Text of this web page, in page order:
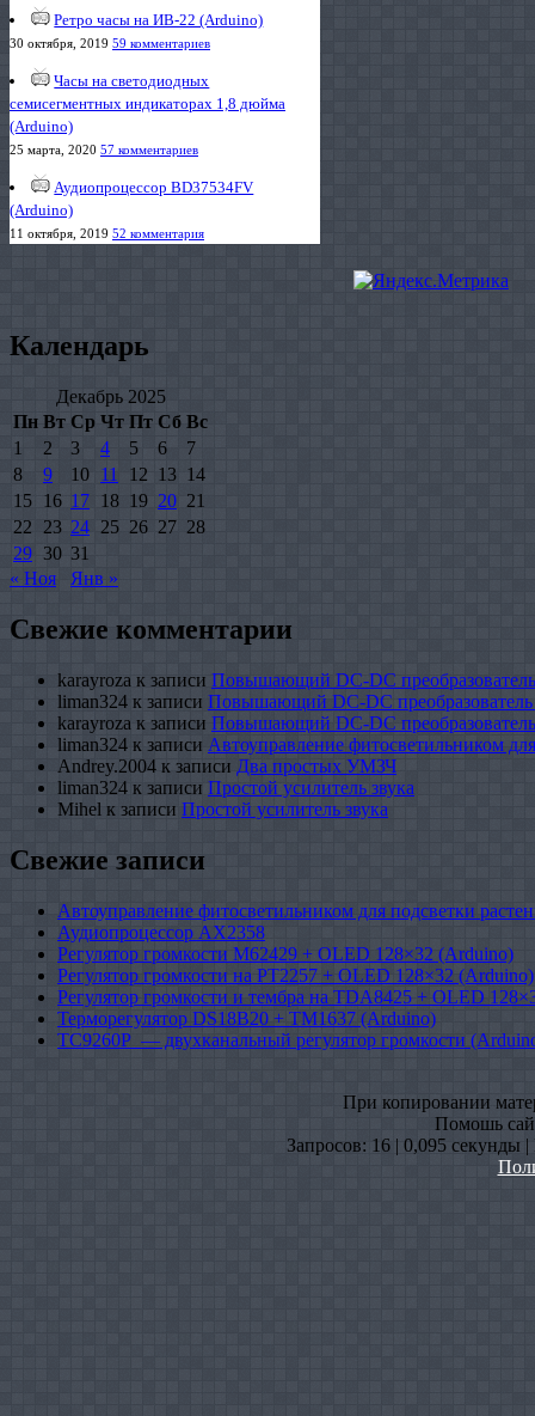
Ретро часы на ИВ-22 (Arduino)
30 октября, 2019 59 комментариев
Часы на светодиодных
семисегментных индикаторах 1,8 дюйма
(Arduino)
25 марта, 2020 57 комментариев
Аудиопроцессор BD37534FV
(Arduino)
11 октября, 2019 52 комментария
Календарь
Декабрь 2025
Пн Вт Ср Чт Пт Сб Вс
1
2 3 4 5 6
7
8
9 10 11 12 13 14
15 16 17 18 19 20 21
22
23 24 25 26 27 28
29 30 31
« Ноя
Янв »
Свежие комментарии
karayroza к записи Повышающий DC-DC
liman324 к записи Повышающий DC-DC
karayroza к записи Повышающий DC-DC
liman324 к записи Автоуправление фитосветильником
Andrey.2004 к записи Два простых УМЗЧ
liman324 к записи Простой усилитель звука
Mihel к записи Простой усилитель звука
Свежие записи
Автоуправление фитосветильником для подсветки
Аудиопроцессор AX2358
Регулятор громкости M62429 + OLED 128×32 (Arduino)
Регулятор громкости на PT2257 + OLED 128×32 (Arduino)
Регулятор громкости и тембра на TDA8425 + OLED
Терморегулятор DS18B20 + TM1637 (Arduino)
TC9260P — двухканальный регулятор громкости
При копировании
Помошь
Запросов: 16 | 0,095 секунды